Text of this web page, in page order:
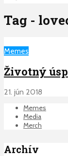
Tag -
Memes
Životný
21. jún 2018
Memes
Media
Merch
Archív